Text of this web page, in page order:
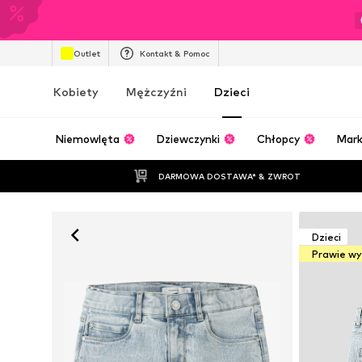
Outlet Kontakt & Pomoc
Kobiety Mężczyźni Dzieci
Niemowlęta Dziewczynki Chłopcy
DARMOWA DOSTAWA* & ZWROT
Dzieci
Prawie